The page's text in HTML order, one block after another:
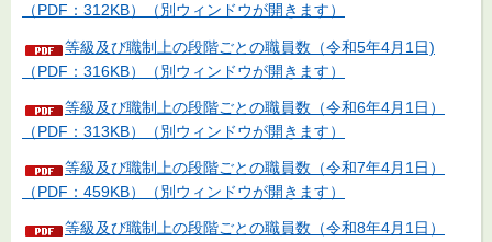
（PDF：312KB）（別ウィンドウが開きます）
等級及び職制上の段階ごとの職員数（令和5年4月1日)
（PDF：316KB）（別ウィンドウが開きます）
等級及び職制上の段階ごとの職員数（令和6年4月1日）
（PDF：313KB）（別ウィンドウが開きます）
等級及び職制上の段階ごとの職員数（令和7年4月1日）
（PDF：459KB）（別ウィンドウが開きます）
等級及び職制上の段階ごとの職員数（令和8年4月1日）